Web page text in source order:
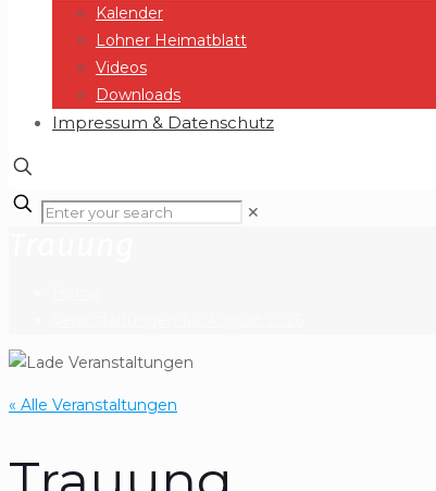
Kalender
Lohner Heimatblatt
Videos
Downloads
Impressum & Datenschutz
✕
« Alle Veranstaltungen